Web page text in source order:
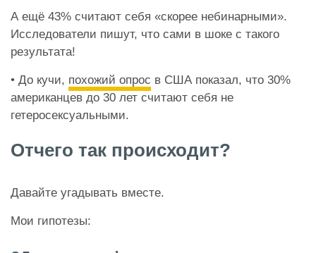
А ещё 43% считают себя «скорее небинарными».
Исследователи пишут, что сами в шоке с такого
результата!
• До кучи, похожий опрос в США показал, что 30%
американцев до 30 лет считают себя не
гетеросексуальными.
Отчего так происходит?
Давайте угадывать вместе.
Мои гипотезы: